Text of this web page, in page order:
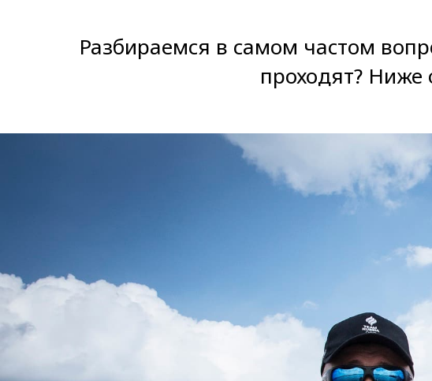
Разбираемся в самом частом
проходят? Ниже